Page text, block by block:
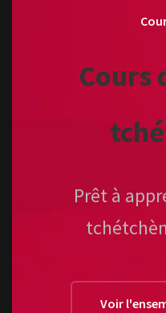
Cours
Prêt à
Voir